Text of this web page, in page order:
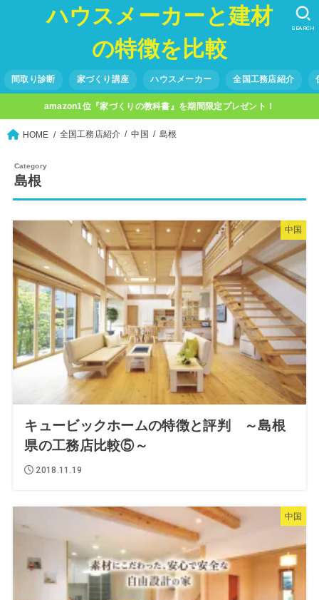
ハウスメーカーと建材
の特徴を比較
間取り診断 家づくり講座 ハウスメーカー 全国工務店紹介
SEARCH
amazon1位『家づくりの教科書』を期間限定プレゼント！
HOME 全国工務店紹介 中国 島根
島根
中国
キュービックホームの特徴と評判 ～島根
県の工務店比較⑤～
2018.11.19
中国